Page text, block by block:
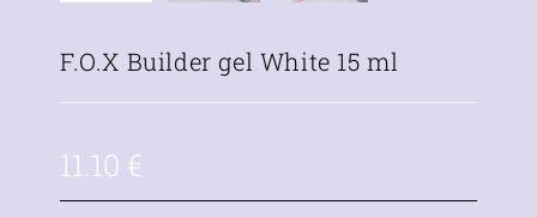
F.O.X Builder gel White 15 ml
11.10 €